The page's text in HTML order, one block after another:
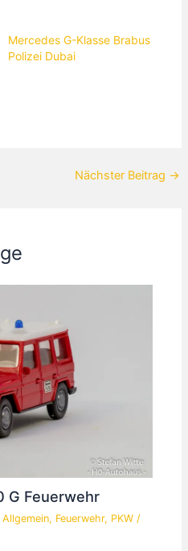
Mercedes G-Klasse Brabus
Polizei Dubai
Nächster Beitrag →
G Feuerwehr
Allgemein, Feuerwehr, PKW /